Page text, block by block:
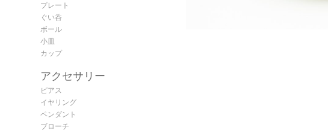
プレート
ぐい呑
ボール
小皿
カップ
アクセサリー
ピアス
イヤリング
ペンダント
ブローチ